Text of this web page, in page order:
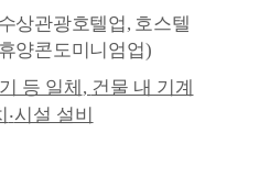
텔업, 호스텔
휴양콘도미니엄업)
등 일체 , 건물 내 기계
‧시설 설비